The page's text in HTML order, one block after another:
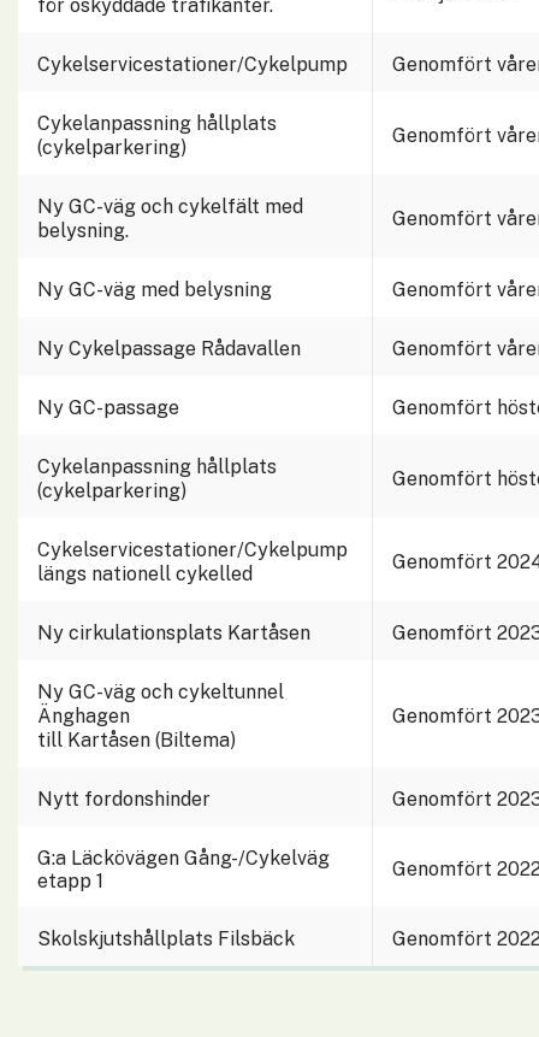
för oskyddade trafikanter.
Cykelservicestationer/Cykelpump Genomfört
Cykelanpassning hållplats
(cykelparkering)
Genomfört
Ny GC-väg och cykelfält med
belysning.
Genomfört
Ny GC-väg med belysning Genomfört
Ny Cykelpassage Rådavallen Genomfört
Ny GC-passage Genomfört
Cykelanpassning hållplats
(cykelparkering)
Genomfört
Cykelservicestationer/Cykelpump
längs nationell cykelled
Genomfört
Ny cirkulationsplats Kartåsen Genomfört
Ny GC-väg och cykeltunnel
Änghagen
till Kartåsen (Biltema)
Genomfört
Nytt fordonshinder Genomfört
G:a Läckövägen Gång-/Cykelväg
etapp 1
Genomfört
Skolskjutshållplats Filsbäck Genomfört